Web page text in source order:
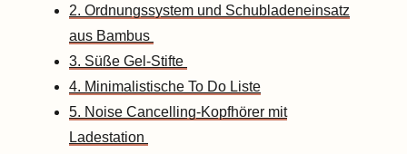
2. Ordnungssystem und Schubladeneinsatz
aus Bambus
3. Süße Gel-Stifte
4. Minimalistische To Do Liste
5. Noise Cancelling-Kopfhörer mit
Ladestation